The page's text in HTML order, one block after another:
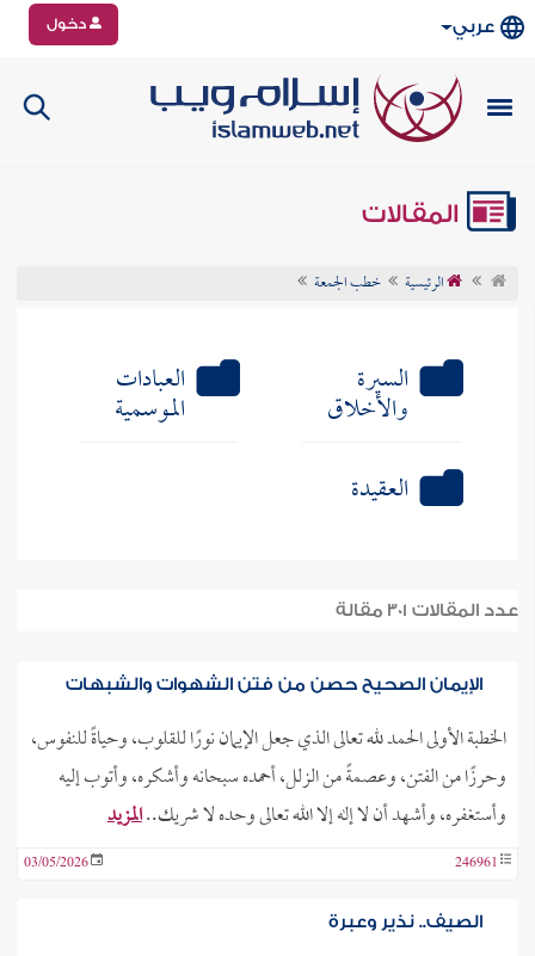
عربي دخول
المقالات
الرئيسية خطب الجمعة
السيرة
والأخلاق
العبادات
الموسمية
العقيدة
عدد المقالات 301 مقالة
الإيمان الصحيح حصن من فتن الشهوات والشبهات
الخطبة الأولى الحمد لله تعالى الذي جعل الإيمان نورًا للقلوب، وحياةً للنفوس،
وحرزًا من الفتن، وعصمةً من الزلل، أحمده سبحانه وأشكره، وأتوب إليه
وأستغفره، وأشهد أن لا إله إلا الله تعالى وحده لا شريك..المزيد
246961
03/05/2026
الصيف.. نذير وعبرة